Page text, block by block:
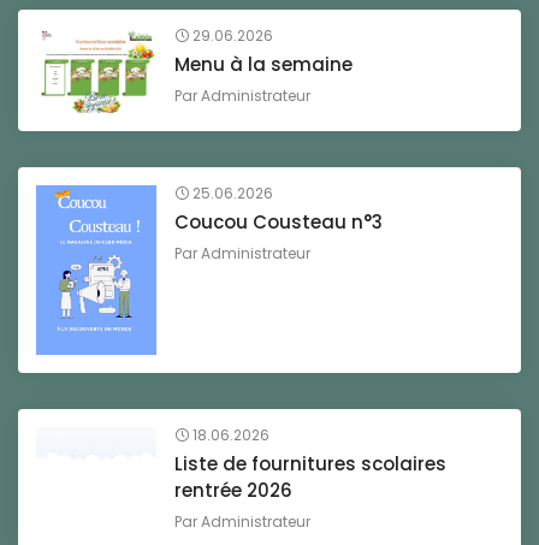
29.06.2026
Menu à la semaine
ParAdministrateur
25.06.2026
Coucou Cousteau n°3
ParAdministrateur
18.06.2026
Liste de fournitures scolaires
rentrée 2026
ParAdministrateur